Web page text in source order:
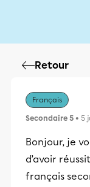
Retour
Français
Secondaire 5 • 5
Bonjour, je
d’avoir
français